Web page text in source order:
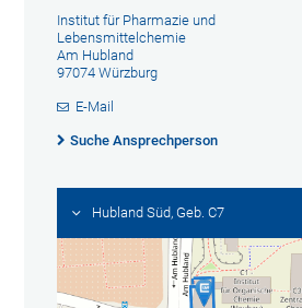
Institut für Pharmazie und
Lebensmittelchemie
Am Hubland
97074 Würzburg
E-Mail
Suche Ansprechperson
Hubland Süd, Geb. C7